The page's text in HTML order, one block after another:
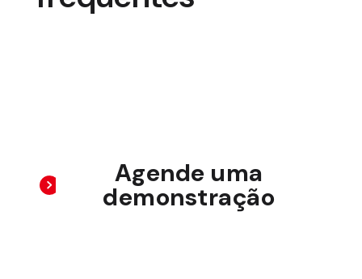
Agende uma
demonstração